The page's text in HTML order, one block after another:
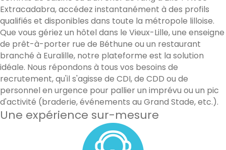
Extracadabra, accédez instantanément à des profils
qualifiés et disponibles dans toute la métropole lilloise.
Que vous gériez un hôtel dans le Vieux-Lille, une enseigne
de prêt-à-porter rue de Béthune ou un restaurant
branché à Euralille, notre plateforme est la solution
idéale. Nous répondons à tous vos besoins de
recrutement, qu'il s'agisse de CDI, de CDD ou de
personnel en urgence pour pallier un imprévu ou un pic
d'activité (braderie, événements au Grand Stade, etc.).
Une expérience sur-mesure